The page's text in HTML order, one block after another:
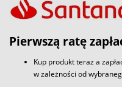
Pierwszą ratę
Kup produkt teraz a
w zależności od